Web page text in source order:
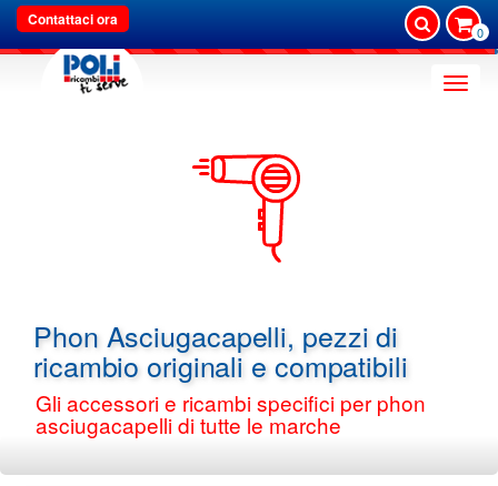
Contattaci ora
0
Toggle
Phon Asciugacapelli, pezzi di
ricambio originali e compatibili
Gli accessori e ricambi specifici per phon
asciugacapelli di tutte le marche